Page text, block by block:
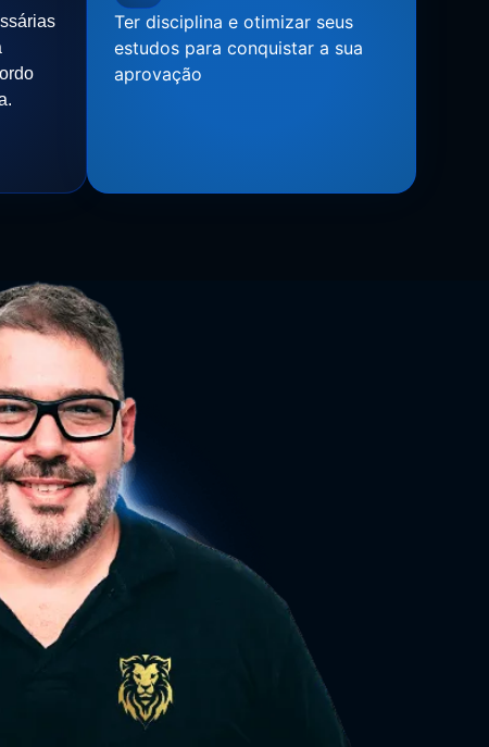
Ter disciplina e otimizar seus
estudos para conquistar a sua
aprovação